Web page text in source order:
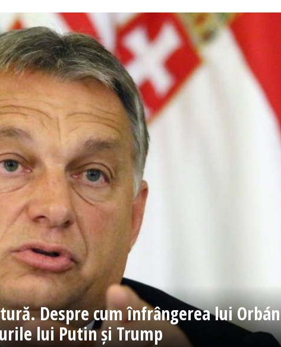
Despre cum înfrângerea lui Orbán
lui Putin și Trump